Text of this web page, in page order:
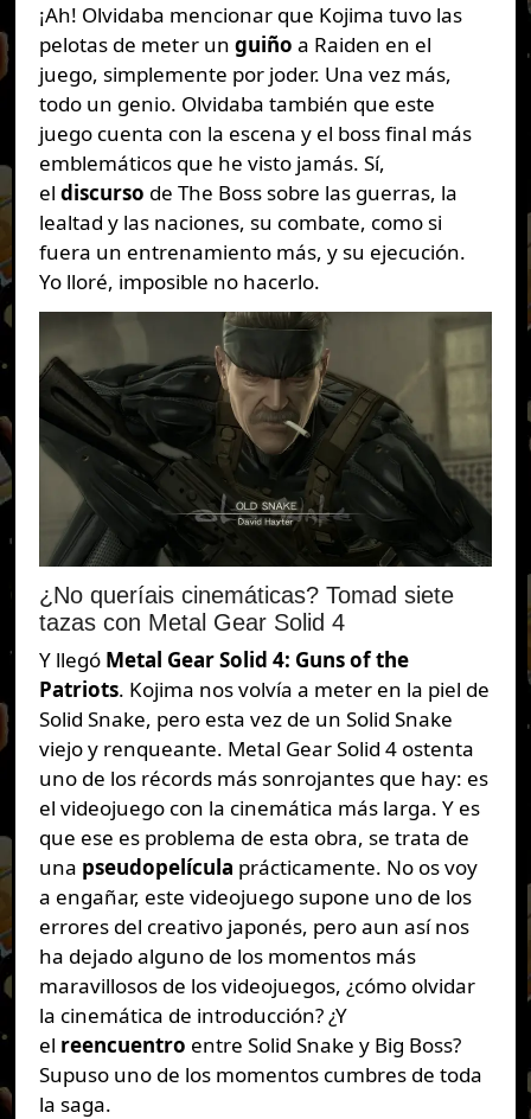
¡Ah! Olvidaba mencionar que Kojima tuvo las
pelotas de meter un guiño a Raiden en el
juego, simplemente por joder. Una vez más,
todo un genio. Olvidaba también que este
juego cuenta con la escena y el boss final más
emblemáticos que he visto jamás. Sí,
el discurso de The Boss sobre las guerras, la
lealtad y las naciones, su combate, como si
fuera un entrenamiento más, y su ejecución.
Yo lloré, imposible no hacerlo.
¿No queríais cinemáticas? Tomad siete
tazas con Metal Gear Solid 4
Y llegó Metal Gear Solid 4: Guns of the
Patriots. Kojima nos volvía a meter en la piel de
Solid Snake, pero esta vez de un Solid Snake
viejo y renqueante. Metal Gear Solid 4 ostenta
uno de los récords más sonrojantes que hay: es
el videojuego con la cinemática más larga. Y es
que ese es problema de esta obra, se trata de
una pseudopelícula prácticamente. No os voy
a engañar, este videojuego supone uno de los
errores del creativo japonés, pero aun así nos
ha dejado alguno de los momentos más
maravillosos de los videojuegos, ¿cómo olvidar
la cinemática de introducción? ¿Y
el reencuentro entre Solid Snake y Big Boss?
Supuso uno de los momentos cumbres de toda
la saga.